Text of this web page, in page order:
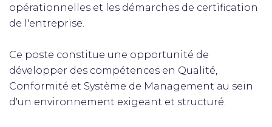
opérationnelles et les démarches de certification
de l'entreprise.
Ce poste constitue une opportunité de
développer des compétences en Qualité,
Conformité et Système de Management au sein
d'un environnement exigeant et structuré.